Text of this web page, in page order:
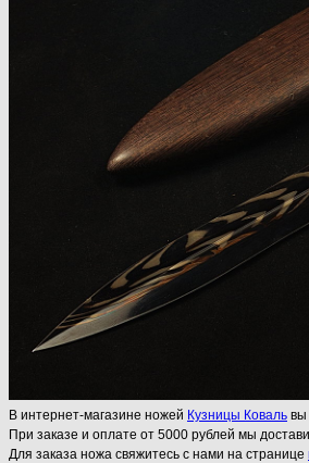
В интернет-магазине ножей Кузницы Коваль вы
При заказе и оплате от 5000 рублей мы
Для заказа ножа свяжитесь с нами на странице